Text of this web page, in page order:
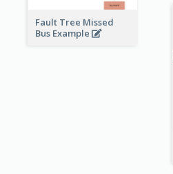
Fault Tree Missed
Bus Example